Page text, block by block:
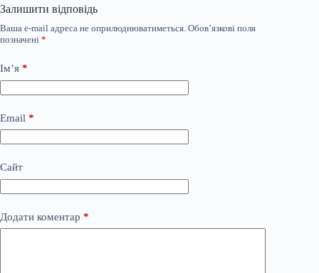
Залишити відповідь
Ваша e-mail адреса не оприлюднюватиметься. Обов’язкові поля
позначені *
Ім’я *
Email *
Сайт
Додати коментар *